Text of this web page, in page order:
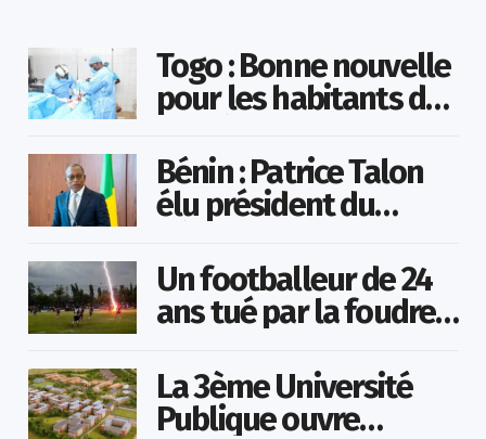
Togo : Bonne nouvelle
pour les habitants de
Bénin : Patrice Talon
élu président du
Un footballeur de 24
ans tué par la foudre
La 3ème Université
Publique ouvre